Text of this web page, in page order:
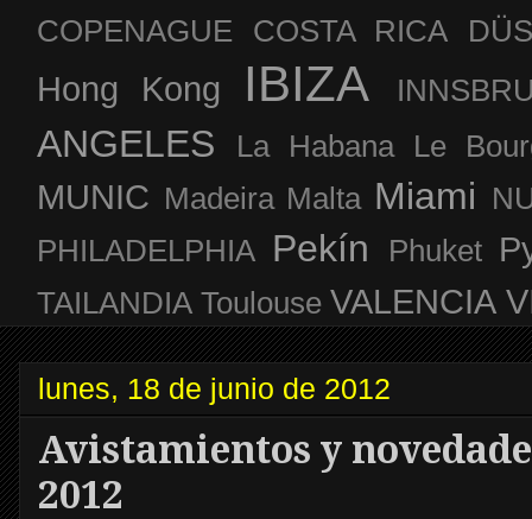
COPENAGUE COSTA RICA
Hong Kong IBIZA
ANGELES La Habana Le
MUNIC Madeira Malta Miami
PHILADELPHIA Pekín Phuket
TAILANDIA Toulouse VALENCIA
lunes, 18 de junio de 2012
Avistamientos y
2012